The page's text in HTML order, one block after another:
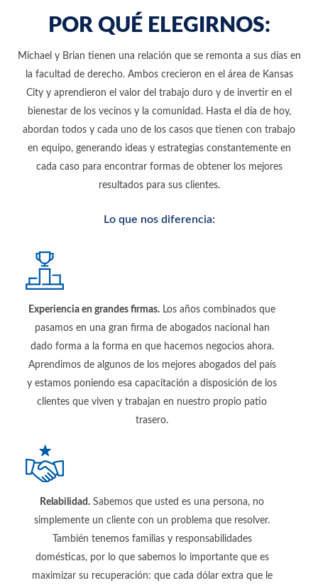
POR QUÉ ELEGIRNOS:
Michael y Brian tienen una relación que se remonta a sus días en
la facultad de derecho. Ambos crecieron en el área de Kansas
City y aprendieron el valor del trabajo duro y de invertir en el
bienestar de los vecinos y la comunidad. Hasta el día de hoy,
abordan todos y cada uno de los casos que tienen con trabajo
en equipo, generando ideas y estrategias constantemente en
cada caso para encontrar formas de obtener los mejores
resultados para sus clientes.
Lo que nos diferencia:
Experiencia en grandes firmas. Los años combinados que
pasamos en una gran firma de abogados nacional han
dado forma a la forma en que hacemos negocios ahora.
Aprendimos de algunos de los mejores abogados del país
y estamos poniendo esa capacitación a disposición de los
clientes que viven y trabajan en nuestro propio patio
trasero.
Relabilidad. Sabemos que usted es una persona, no
simplemente un cliente con un problema que resolver.
También tenemos familias y responsabilidades
domésticas, por lo que sabemos lo importante que es
maximizar su recuperación: que cada dólar extra que le